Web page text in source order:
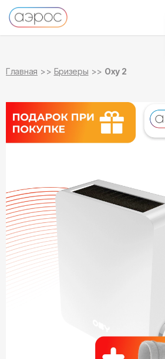
Главная Бризеры Oxy 2
в наличии
в наличии